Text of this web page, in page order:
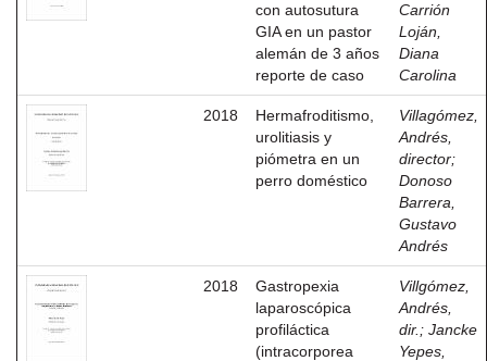
con autosutura
GIA en un pastor
alemán de 3 años
reporte de caso
Carrión
Loján,
Diana
Carolina
2018
Hermafroditismo,
urolitiasis y
piómetra en un
perro doméstico
Villagómez,
Andrés,
director;
Donoso
Barrera,
Gustavo
Andrés
2018
Gastropexia
laparoscópica
profiláctica
(intracorporea
Villgómez,
Andrés,
dir. ; Jancke
Yepes,